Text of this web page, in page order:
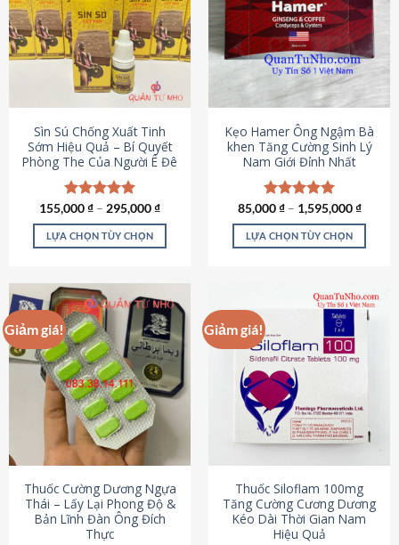
thể.
Các
tùy
chọn
có
thể
được
chọn
trên
trang
sản
phẩm
Sìn Sú Chống Xuất Tinh
Sớm Hiệu Quả – Bí Quyết
Phòng The Của Người Ê Đê
Được xếp
hạng4.95
5 sao
155,000₫ – 295,000₫
LỰA CHỌN TÙY CHỌN
này
có
nhiều
biến
thể.
Các
tùy
chọn
có
thể
chọn
trên
trang
Kẹo Hamer Ông Ngậm Bà
khen Tăng Cường Sinh Lý
Nam Giới Đỉnh Nhất
Được xếp
hạng5.00
5 sao
85,000₫– 1,595,000₫
LỰA CHỌN TÙY CHỌN
này
nhiều
biến
tùy
chọn
có
được
chọn
trên
trang
Giảm giá!
Thuốc Cường Dương Ngựa
Thái – Lấy Lại Phong Độ &
Bản Lĩnh Đàn Ông Đích
Thực
Giảm giá!
Thuốc Siloflam 100mg
Tăng Cường Cương Dương
Kéo Dài Thời Gian Nam
Hiệu Quả